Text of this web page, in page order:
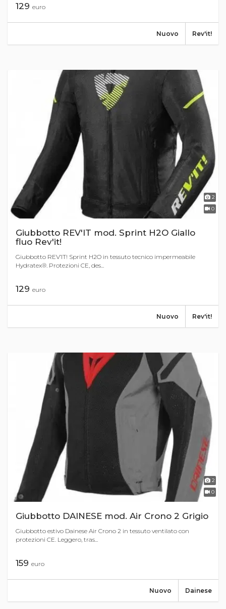
129 euro
Rev'it!
Nuovo
2
0
Giubbotto REV'IT mod. Sprint H2O Giallo
fluo Rev'it!
Giubbotto REV’IT! Sprint H2O in tessuto tecnico impermeabile
Hydratex®. Protezioni CE, des...
129 euro
Rev'it!
Nuovo
2
0
Giubbotto DAINESE mod. Air Crono 2 Grigio
Giubbotto estivo Dainese Air Crono 2 in tessuto ventilato con
protezioni CE. Leggero, tras...
159 euro
Dainese
Nuovo